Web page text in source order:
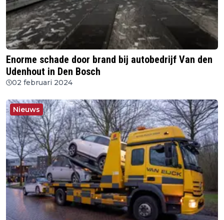
Enorme schade door brand bij autobedrijf Van den
Udenhout in Den Bosch
02 februari 2024
Nieuws